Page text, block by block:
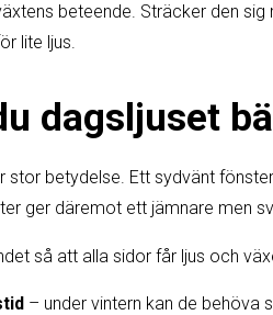
beteende. Sträcker den
lite ljus.
dagsljuset
stor betydelse. Ett sydvänt
ger däremot ett jämnare men
så att alla sidor får ljus och
– under vintern kan de behöva